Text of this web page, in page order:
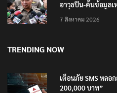
อาวุธปืน-ค้นข้อมูลเ
7 สิงหาคม 2026
TRENDING NOW
เตือนภัย SMS หลอ
200,000 บาท”